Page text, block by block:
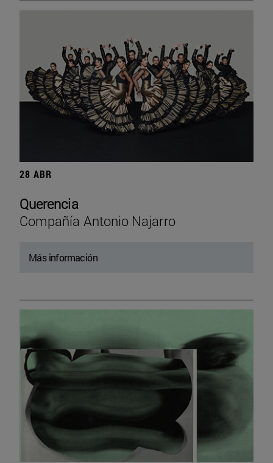
28 ABR
Querencia
Compañía Antonio Najarro
Más información